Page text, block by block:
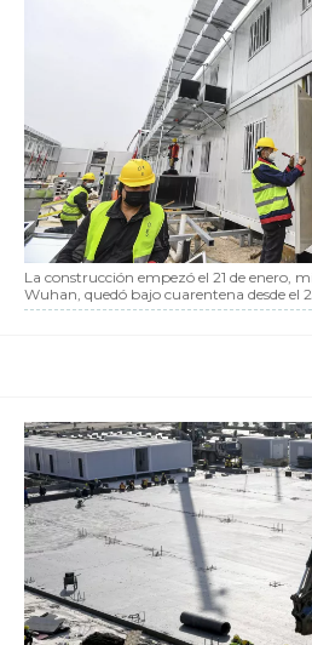
La construcción empezó el 21 de enero,
Wuhan, quedó bajo cuarentena desde el